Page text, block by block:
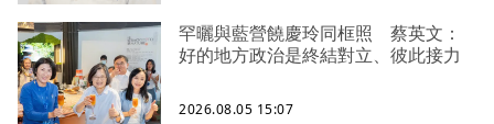
罕曬與藍營饒慶玲同框照 蔡英文：
好的地方政治是終結對立、彼此接力
2026.08.05 15:07